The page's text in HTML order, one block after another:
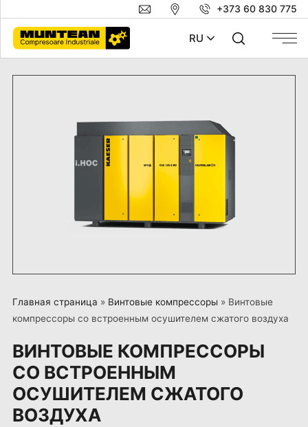
+373 60 830 775
RU
Главная страница » Винтовые компрессоры » Винтовые
компрессоры со встроенным осушителем сжатого воздуха
ВИНТОВЫЕ КОМПРЕССОРЫ
СО ВСТРОЕННЫМ
ОСУШИТЕЛЕМ СЖАТОГО
ВОЗДУХА